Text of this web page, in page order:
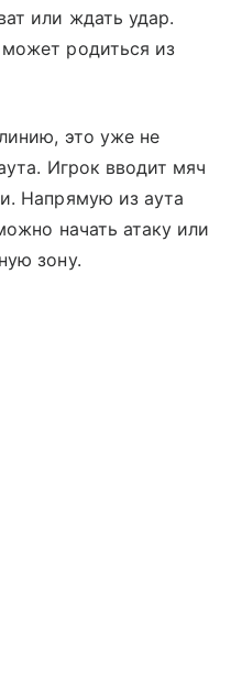
или ждать удар.
родиться из
это уже не
Игрок вводит мяч
Напрямую из аута
начать атаку или
зону.